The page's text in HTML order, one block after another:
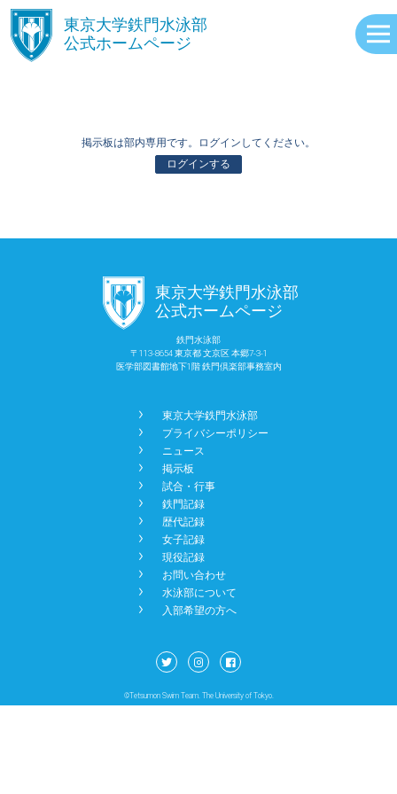
󿾱
東京大学鉄門水泳部
公式ホームページ
ABOUT
EVENTS
RECORDS
NEWS
BBS
CONTACT
掲示板は部内専用です。ログインしてください。
ログインする
󿾱 東京大学鉄門水泳部
公式ホームページ
鉄門水泳部
〒113-8654 東京都 文京区 本郷7-3-1
医学部図書館地下1階 鉄門倶楽部事務室内
󿾡 東京大学鉄門水泳部
󿾡 プライバシーポリシー
󿾡 ニュース
󿾡 掲示板
󿾡 試合・行事
󿾡 鉄門記録
󿾡 歴代記録
󿾡 女子記録
󿾡 現役記録
󿾡 お問い合わせ
󿾡 水泳部について
󿾡 入部希望の方へ
©Tetsumon Swim Team. The University of Tokyo.